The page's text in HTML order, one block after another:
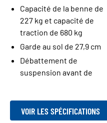
Capacité de la benne de
227 kg et capacité de
traction de 680 kg
Garde au sol de 27,9 cm
Débattement de
suspension avant de
VOIR LES SPÉCIFICATIONS